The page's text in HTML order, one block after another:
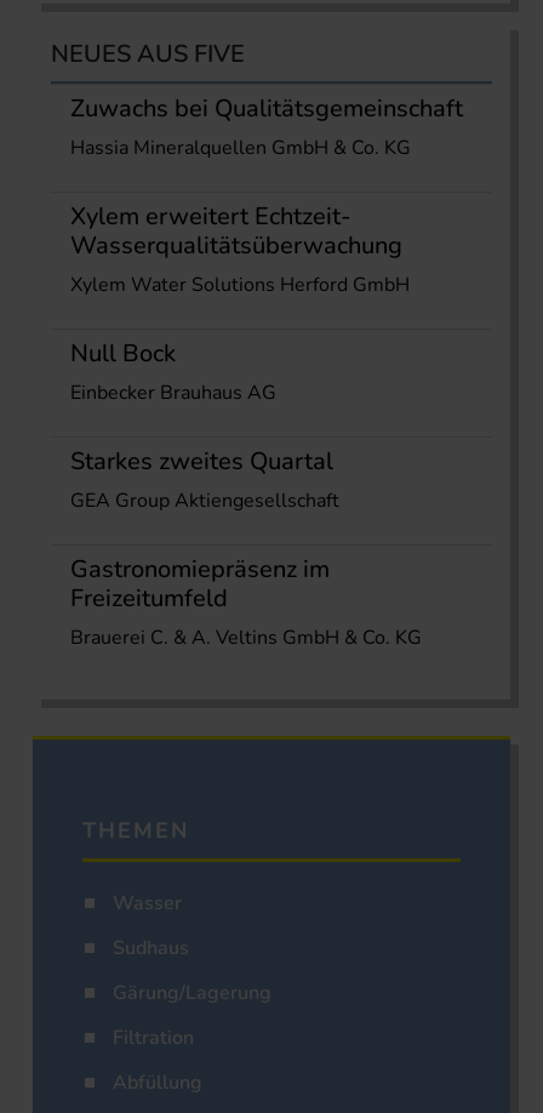
NEUES AUS FIVE
Zuwachs bei Qualitätsgemeinschaft
Hassia Mineralquellen GmbH & Co. KG
Xylem erweitert Echtzeit-
Wasserqualitätsüberwachung
Xylem Water Solutions Herford GmbH
Null Bock
Einbecker Brauhaus AG
Starkes zweites Quartal
GEA Group Aktiengesellschaft
Gastronomiepräsenz im
Freizeitumfeld
Brauerei C. & A. Veltins GmbH & Co. KG
THEMEN
Wasser
Sudhaus
Gärung/Lagerung
Filtration
Abfüllung